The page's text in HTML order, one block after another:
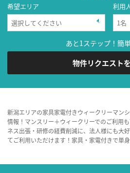
希望エリア
利用
あと1ステップ！簡
物件リクエスト
新潟エリアの家具家電付きウィークリーマン
情報！マンスリー＋ウィークリーでのご利用
ネス出張・研修の経費削減に、法人様にも大
てご利用いただけます！家具・家電付きで単身